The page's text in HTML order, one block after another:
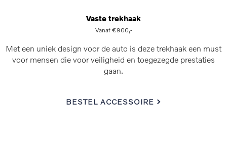
Vaste trekhaak
Vanaf €900,-
Met een uniek design voor de auto is deze trekhaak een must
voor mensen die voor veiligheid en toegezegde prestaties
gaan.
BESTEL ACCESSOIRE